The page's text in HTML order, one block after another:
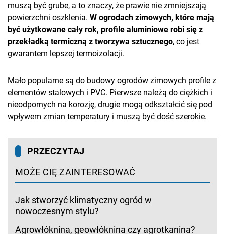
muszą być grube, a to znaczy, że prawie nie zmniejszają
powierzchni oszklenia. W ogrodach zimowych, które mają
być użytkowane cały rok, profile aluminiowe robi się z
przekładką termiczną z tworzywa sztucznego, co jest
gwarantem lepszej termoizolacji.
Mało popularne są do budowy ogrodów zimowych profile z
elementów stalowych i PVC. Pierwsze należą do ciężkich i
nieodpornych na korozję, drugie mogą odkształcić się pod
wpływem zmian temperatury i muszą być dość szerokie.
PRZECZYTAJ
MOŻE CIĘ ZAINTERESOWAĆ
Jak stworzyć klimatyczny ogród w
nowoczesnym stylu?
Agrowłóknina, geowłóknina czy agrotkanina?